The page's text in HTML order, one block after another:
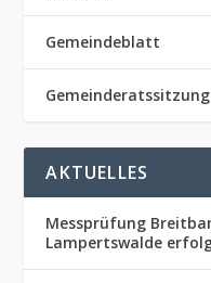
Gemeindeblatt
Gemeinderatssitzung
AKTUELLES
Messprüfung
Lampertswalde